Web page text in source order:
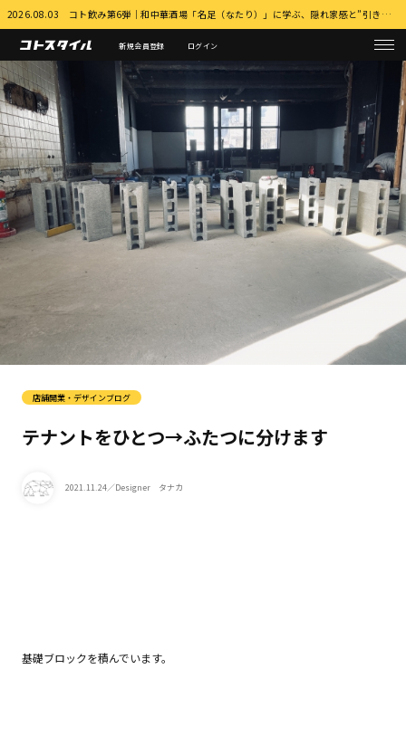
2026.08.03 コト飲み第6弾｜和中華酒場「名足（なたり）」に学ぶ、隠れ家感と”引き算”の店づくり 詳細はこちら
新規会員登録 ログイン
店舗開業・デザインブログ
テナントをひとつ→ふたつに分けます
2021.11.24／Designer タナカ
基礎ブロックを積んでいます。